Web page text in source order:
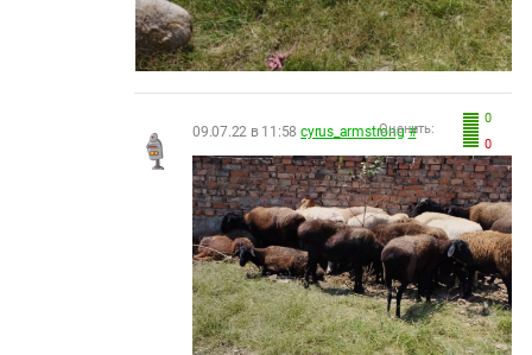
0
0
Оценить:
09.07.22 в 11:58 cyrus_armstrong #